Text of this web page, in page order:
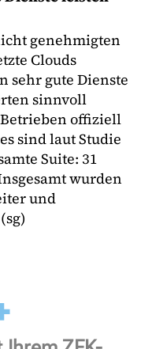
genehmigten
Clouds
sehr gute Dienste
sinnvoll
offiziell
sind laut Studie
Suite: 31
wurden
und